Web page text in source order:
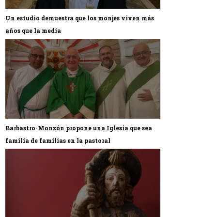
Un estudio demuestra que los monjes viven más
años que la media
Barbastro-Monzón propone una Iglesia que sea
familia de familias en la pastoral